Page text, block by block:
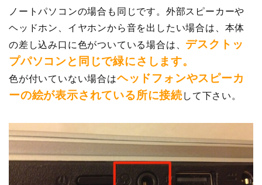
ノートパソコンの場合も同じです。外部スピーカーや
ヘッドホン、イヤホンから音を出したい場合は、本体
の差し込み口に色がついている場合は、 デスクトッ
プパソコンと同じで緑にさします。
色が付いていない場合はヘッドフォンやスピーカ
ーの絵が表示されている所に接続 して下さい。